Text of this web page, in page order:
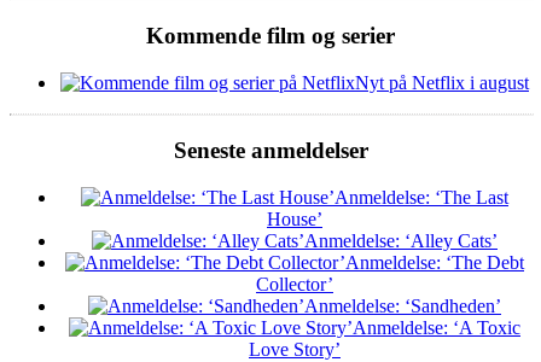
Kommende film og serier
Nyt på Netflix i august
Seneste anmeldelser
Anmeldelse: ‘The Last
House’
Anmeldelse: ‘Alley Cats’
Anmeldelse: ‘The Debt
Collector’
Anmeldelse: ‘Sandheden’
Anmeldelse: ‘A Toxic
Love Story’